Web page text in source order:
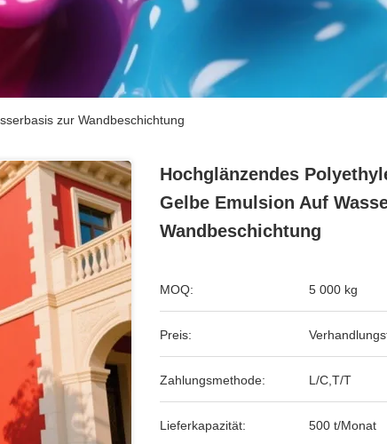
zur Wandbeschichtung
Hochglänzendes
Gelbe Emulsion Auf
Wandbeschichtung
MOQ: 5 000 kg
Preis:
Zahlungsmethode: L/C,T/T
Lieferkapazität: 500 t/Monat